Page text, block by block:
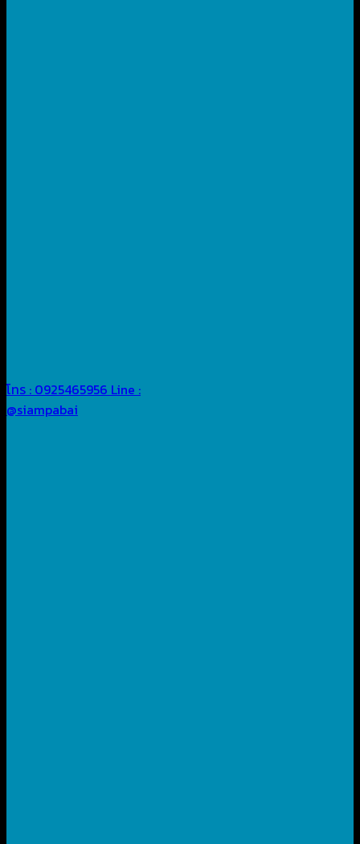
โทร : 0925465956 Line :
@siampabai